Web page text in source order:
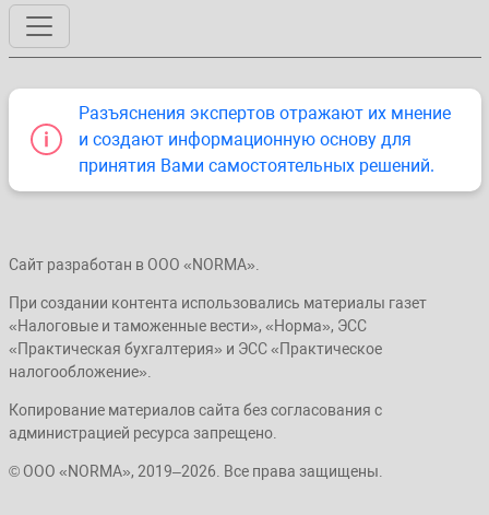
Разъяснения экспертов отражают их мнение
и создают информационную основу для
принятия Вами самостоятельных решений.
Сайт разработан в ООО «NORMA».
При создании контента использовались материалы газет
«Налоговые и таможенные вести», «Норма», ЭСС
«Практическая бухгалтерия» и ЭСС «Практическое
налогообложение».
Копирование материалов сайта без согласования с
администрацией ресурса запрещено.
© ООО «NORMA», 2019–2026. Все права защищены.